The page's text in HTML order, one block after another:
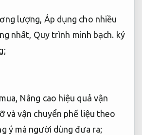
lượng, Áp dụng cho nhiều
nhất, Quy trình minh bạch. ký
Nâng cao hiệu quả vận
và vận chuyển phế liệu theo
ý mà người dùng đưa ra;